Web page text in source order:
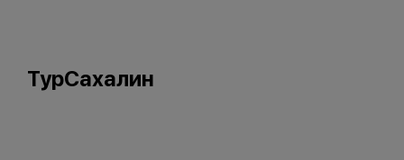
ТурСахалин